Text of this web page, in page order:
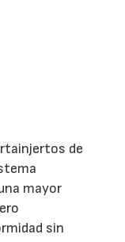
de
mayor
sin